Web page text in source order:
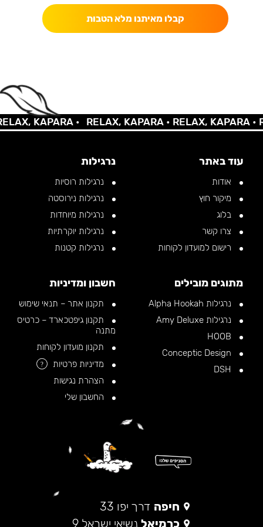
קבלו מאיתנו מלא הטבות
KAPARA • RELAX, KAPARA •RELAX, KAPARA •
עוד באתר
אודות
מיקור חוץ
בלוג
צרו קשר
רישום למועדון לקוחות
נרגילות
נרגילות רוסיות
נרגילות נירוסטה
נרגילות מיוחדות
נרגילות יוקרתיות
נרגילות קטנות
מתוגים מובילים
נרגילות Alpha Hookah
נרגילות Amy Deluxe
חשבון ומדיניות
תקנון אתר – תנאי שימוש
תקנון גיפטכארד – כרטיס
מתנה
תקנון מועדון לקוחות
מדיניות פרטיות
?
הצהרת נגישות
החשבון שלי
חיפה דרך יפו 33
כרמיאל נשיאי ישראל 9